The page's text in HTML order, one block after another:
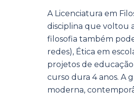
A Licenciatura em
disciplina que voltou
filosofia também
redes), Ética em
projetos de
curso dura 4 anos. A
moderna,